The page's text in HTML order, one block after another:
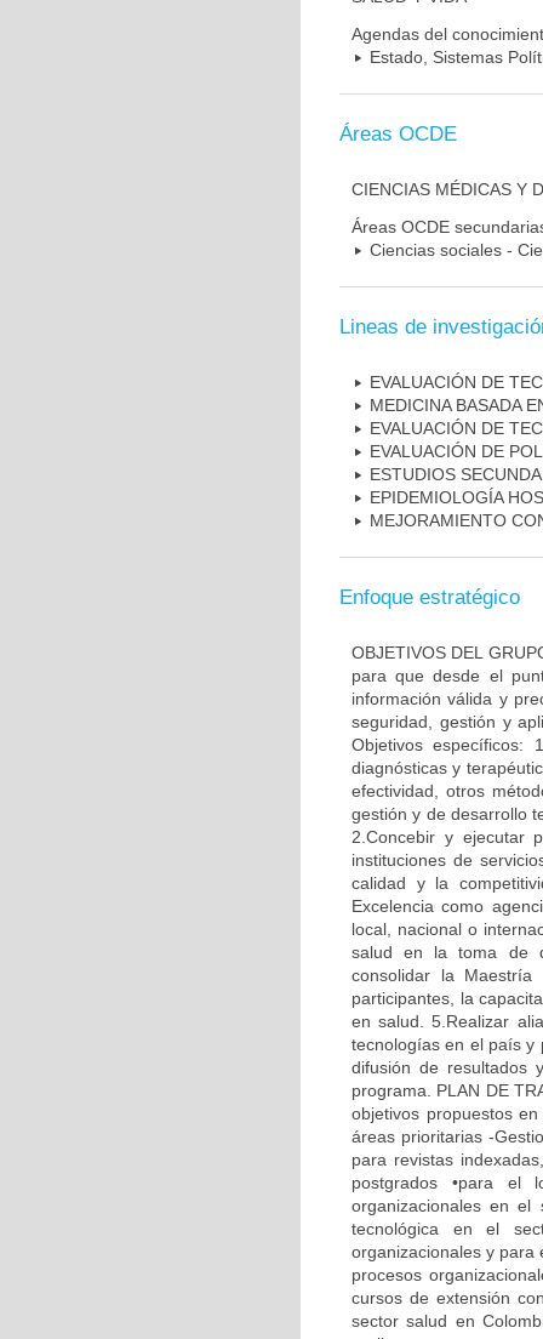
Agendas del
Estado, Sistemas
Áreas OCDE
CIENCIAS MÉDICAS Y
Áreas OCDE
Ciencias sociales -
Lineas de
EVALUACIÓN DE
MEDICINA BASADA
EVALUACIÓN DE
EVALUACIÓN DE
ESTUDIOS
EPIDEMIOLOGÍA
MEJORAMIENTO
Enfoque estratégico
OBJETIVOS DEL
para que desde el
información válida y
seguridad, gestión y
Objetivos específicos:
diagnósticas y
efectividad, otros
gestión y de desarrollo
2.Concebir y ejecutar
instituciones de
calidad y la
Excelencia como
local, nacional o
salud en la toma de
consolidar la Maestría
participantes, la
en salud. 5.Realizar
tecnologías en el país y
difusión de resultados
programa. PLAN DE
objetivos propuestos
áreas prioritarias -
para revistas
postgrados •para el
organizacionales en
tecnológica en el
organizacionales y para
procesos
cursos de extensión
sector salud en